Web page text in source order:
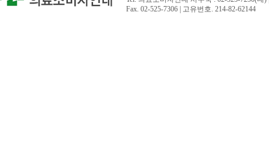
Fax. 02-525-7306 | 고유번호. 214-82-62144